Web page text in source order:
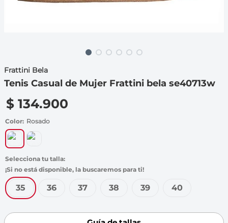
Frattini Bela
Tenis Casual de Mujer Frattini bela se40713w
$ 134.900
Color Rosado
35 36 37 38 39 40